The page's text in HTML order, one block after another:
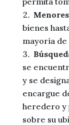
Menores
bienes
mayoría de
se
y se
encargue
heredero y
sobre su